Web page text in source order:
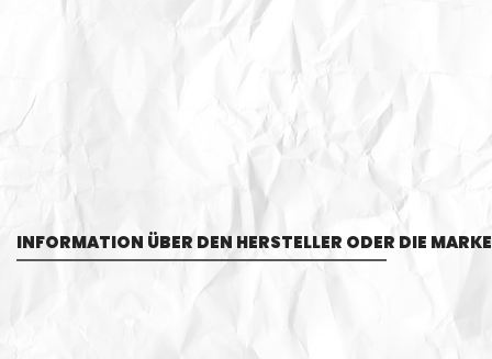
INFORMATION ÜBER DEN HERSTELLER ODER DIE MARKE